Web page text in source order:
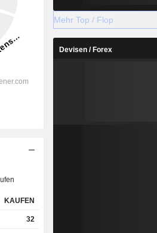
KAUFEN
32
Mehr Top / Flop
Devisen / Forex